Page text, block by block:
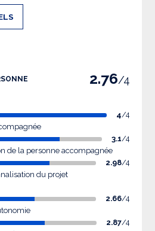
2.76/4
4/4
3.1/4
de la personne accompagnée
2.98/4
du projet
2.66/4
2.87/4